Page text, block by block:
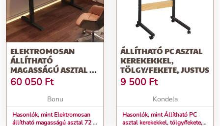
ELEKTROMOSAN
ÁLLÍTHATÓ
MAGASSÁGÚ ASZTAL 72
- 117 CM SZÉLESSÉG: 60
CM | HOSSZA: 140 CM
60 050 Ft
Bonu
Hasonlók, mint Elektromosan
állítható magasságú asztal 72 -
ÁLLÍTHATÓ PC ASZTAL
KEREKEKKEL,
TÖLGY/FEKETE, JUSTUS
9 500 Ft
Kondela
Hasonlók, mint Állítható PC
asztal kerekekkel, tölgy/fekete,